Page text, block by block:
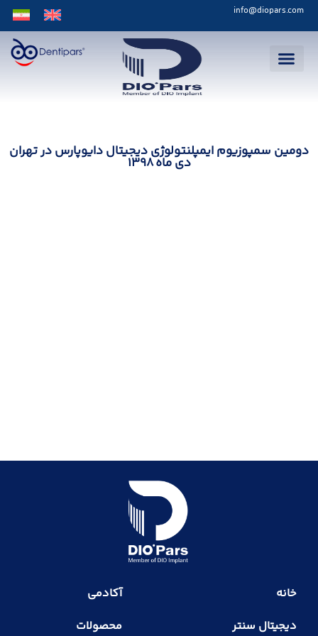
info@diopars.com
دومین سمپوزیوم ایمپلنتولوژی دیجیتال دایوپارس در تهران
دی ماه 1398
خانه
دیجیتال سنتر
آکادمی
محصولات